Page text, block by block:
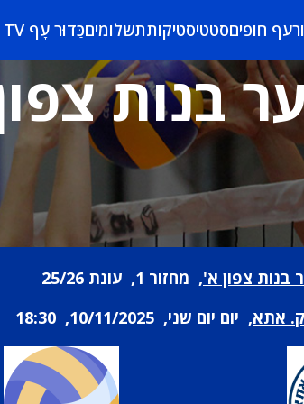
חופיםסטטיסטיקותתשלומיםכַּדוּר עָף TV
בנות
בנות צפון א', מחזור 1, עונת 25/26
ק. אתא, יום יום שני, 10/11/2025, 18:30